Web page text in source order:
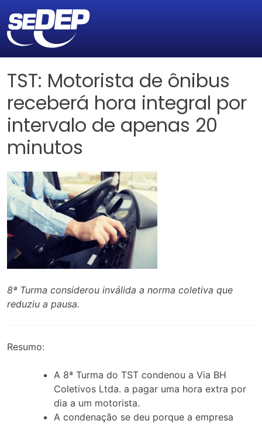
TST: Motorista de ônibus
receberá hora integral por
intervalo de apenas 20
minutos
8ª Turma considerou inválida a norma coletiva que
reduziu a pausa.
Resumo:
A 8ª Turma do TST condenou a Via BH
Coletivos Ltda. a pagar uma hora extra por
dia a um motorista.
A condenação se deu porque a empresa